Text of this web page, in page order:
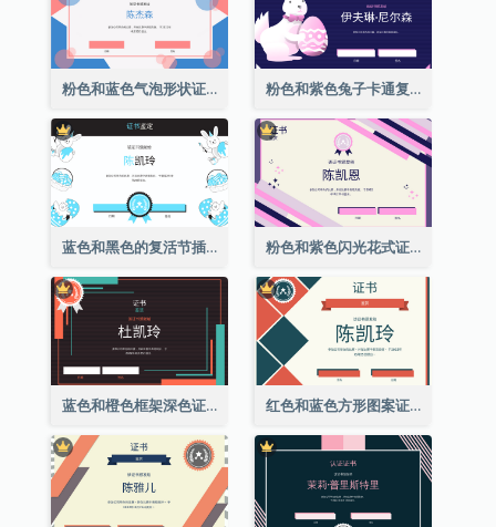
粉色和蓝色气泡形状证书 粉色和紫色兔子卡通复活节证书
蓝色和黑色的复活节插图证书 粉色和紫色闪光花式证书
蓝色和橙色框架深色证书 红色和蓝色方形图案证书